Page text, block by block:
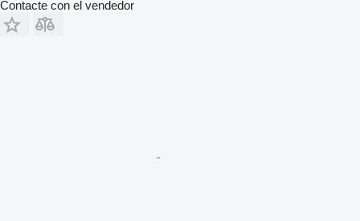
Contacte con el vendedor